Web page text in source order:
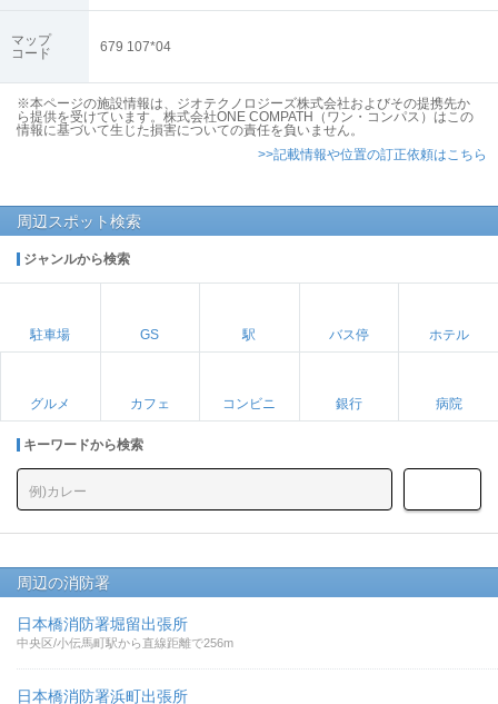
マップ
コード
679 107*04
※本ページの施設情報は、ジオテクノロジーズ株式会社およびその提携先か
ら提供を受けています。株式会社ONE COMPATH（ワン・コンパス）はこの
情報に基づいて生じた損害についての責任を負いません。
>>記載情報や位置の訂正依頼はこちら
周辺スポット検索
ジャンルから検索
駐車場 GS 駅 バス停 ホテル
グルメ カフェ コンビニ 銀行 病院
キーワードから検索
周辺の消防署
日本橋消防署堀留出張所
中央区/小伝馬町駅から直線距離で256m
日本橋消防署浜町出張所